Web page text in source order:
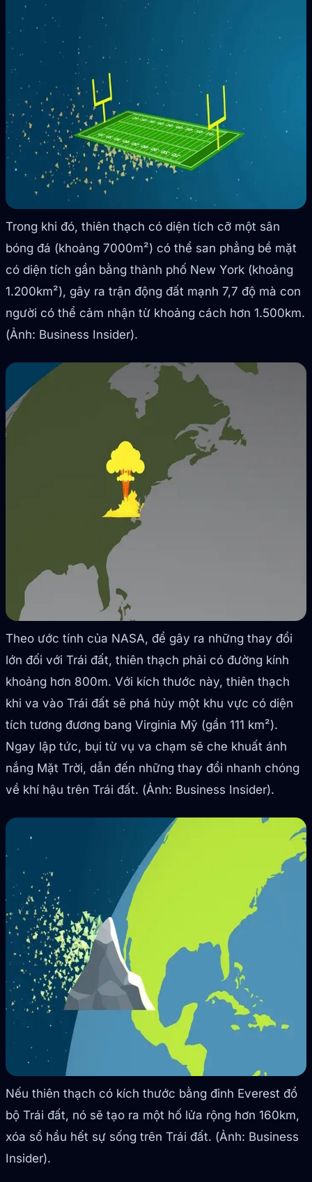
Trong khi đó, thiên thạch có diện tích cỡ một sân
bóng đá (khoảng 7000m²) có thể san phẳng bề mặt
có diện tích gần bằng thành phố New York (khoảng
1.200km²), gây ra trận động đất mạnh 7,7 độ mà con
người có thể cảm nhận từ khoảng cách hơn 1.500km.
(Ảnh: Business Insider).
Theo ước tính của NASA, để gây ra những thay đổi
lớn đối với Trái đất, thiên thạch phải có đường kính
khoảng hơn 800m. Với kích thước này, thiên thạch
khi va vào Trái đất sẽ phá hủy một khu vực có diện
tích tương đương bang Virginia Mỹ (gần 111 km²).
Ngay lập tức, bụi từ vụ va chạm sẽ che khuất ánh
nắng Mặt Trời, dẫn đến những thay đổi nhanh chóng
về khí hậu trên Trái đất. (Ảnh: Business Insider).
Nếu thiên thạch có kích thước bằng đỉnh Everest đổ
bộ Trái đất, nó sẽ tạo ra một hố lửa rộng hơn 160km,
xóa sổ hầu hết sự sống trên Trái đất. (Ảnh: Business
Insider).